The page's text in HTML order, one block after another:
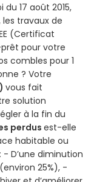
17 août 2015,
travaux de
(Certificat
prêt pour votre
combles pour 1
? Votre
vous fait
solution
à la fin du
perdusest-elle
habitable ou
D’une diminution
25%), -